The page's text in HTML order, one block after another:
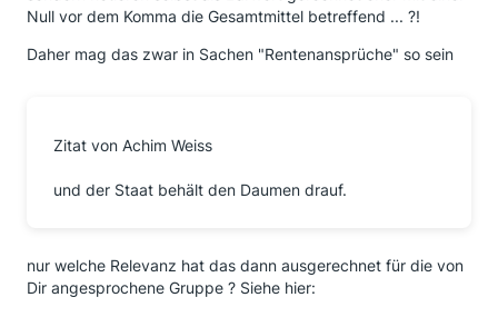
Null vor dem Komma die Gesamtmittel betreffend ... ?!
Daher mag das zwar in Sachen "Rentenansprüche" so sein
Zitat von Achim Weiss
und der Staat behält den Daumen drauf.
nur welche Relevanz hat das dann ausgerechnet für die von
Dir angesprochene Gruppe ? Siehe hier: